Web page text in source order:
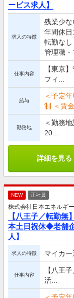
ービス求人】
求人の特徴
残業少な
年間休日
転勤な
管理職・
仕事内容
【東京
フィ...
給与
＜予定
制 ＜賃
勤務地
＜勤務
20...
詳細を見る
NEW 正社員
株式会社日本エネルギー
【八王子／転勤
本土日祝休◆老舗
人】
求人の特徴 マイカ
仕事内容
【八王
活...